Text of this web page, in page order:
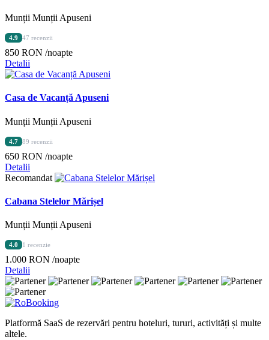
Munții Munții Apuseni
4.9 47 recenzii
850 RON /noapte
Detalii
Casa de Vacanță Apuseni
Munții Munții Apuseni
4.7 89 recenzii
650 RON /noapte
Detalii
Recomandat
Cabana Stelelor Mărișel
Munții Munții Apuseni
4.0 1 recenzie
1.000 RON /noapte
Detalii
Platformă SaaS de rezervări pentru hoteluri, tururi, activități și multe
altele.